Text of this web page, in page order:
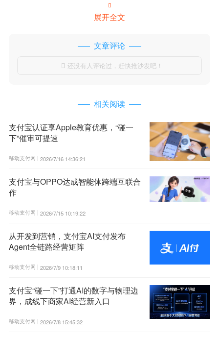

展开全文
文章评论
 还没有人评论过，赶快抢沙发吧！
相关阅读
支付宝认证享Apple教育优惠，“碰一
下”催审可提速
移动支付网 | 2026/7/16 14:36:21
支付宝与OPPO达成智能体跨端互联合
作
移动支付网 | 2026/7/15 10:19:22
从开发到营销，支付宝AI支付发布
Agent全链路经营矩阵
移动支付网 | 2026/7/9 10:18:11
支付宝“碰一下”打通AI的数字与物理边
界，成线下商家AI经营新入口
移动支付网 | 2026/7/8 15:45:32